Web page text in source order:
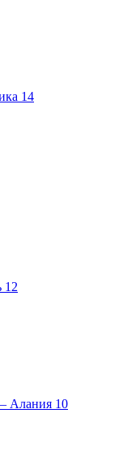
14
12
Алания 10